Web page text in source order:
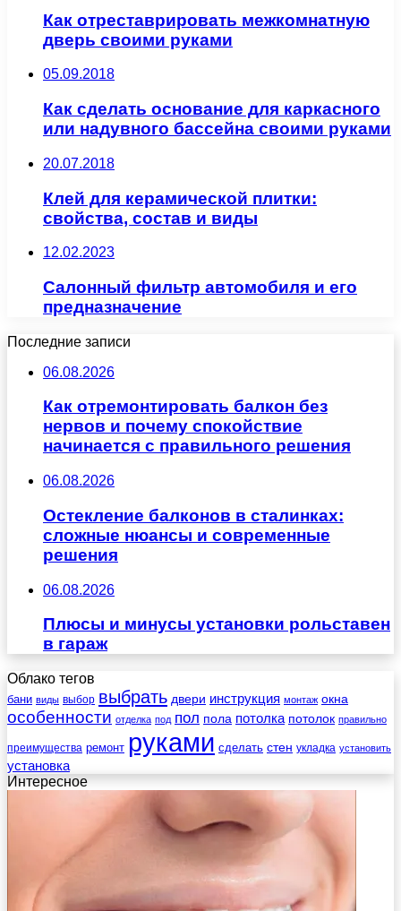
Как отреставрировать межкомнатную
дверь своими руками
05.09.2018
Как сделать основание для каркасного
или надувного бассейна своими руками
20.07.2018
Клей для керамической плитки:
свойства, состав и виды
12.02.2023
Салонный фильтр автомобиля и его
предназначение
Последние записи
06.08.2026
Как отремонтировать балкон без
нервов и почему спокойствие
начинается с правильного решения
06.08.2026
Остекление балконов в сталинках:
сложные нюансы и современные
решения
06.08.2026
Плюсы и минусы установки рольставен
в гараж
Облако тегов
бани виды выбор выбрать двери инструкция монтаж окна
особенности отделка под пол пола потолка потолок правильно
преимущества ремонт руками сделать стен укладка установить
установка
Интересное